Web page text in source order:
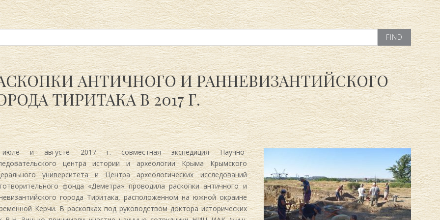
АНТИЧНОГО И РАННЕВИЗАНТИЙСКОГО
ТИРИТАКА В 2017 Г.
и августе 2017 г. совместная экспедиция Научно-
центра истории и археологии Крыма Крымского
университета и Центра археологических исследований
фонда «Деметра» проводила раскопки античного и
города Тиритака, расположенном на южной окраине
Керчи. В раскопках под руководством доктора исторических